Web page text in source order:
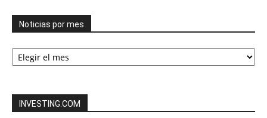
Noticias por mes
Noticias
por
INVESTING.COM